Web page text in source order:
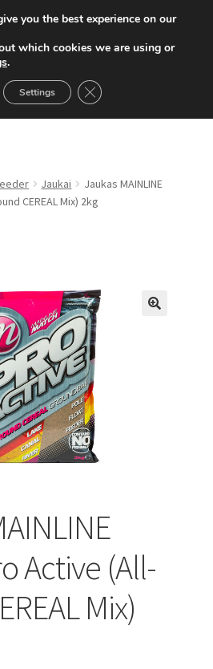
Jaukai
Jaukas MAINLINE
CEREAL Mix) 2kg
Active (All-
Mix)
you the best experience on our
which cookies we are using or
.
Settings Close GDPR Cookie